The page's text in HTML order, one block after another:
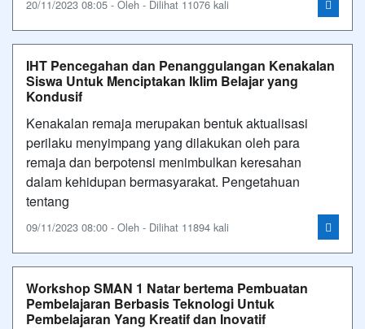
20/11/2023 08:05 - Oleh - Dilihat 11076 kali
IHT Pencegahan dan Penanggulangan Kenakalan
Siswa Untuk Menciptakan Iklim Belajar yang
Kondusif
Kenakalan remaja merupakan bentuk aktualisasi
perilaku menyimpang yang dilakukan oleh para
remaja dan berpotensi menimbulkan keresahan
dalam kehidupan bermasyarakat. Pengetahuan
tentang
09/11/2023 08:00 - Oleh - Dilihat 11894 kali
Workshop SMAN 1 Natar bertema Pembuatan
Pembelajaran Berbasis Teknologi Untuk
Pembelajaran Yang Kreatif dan Inovatif